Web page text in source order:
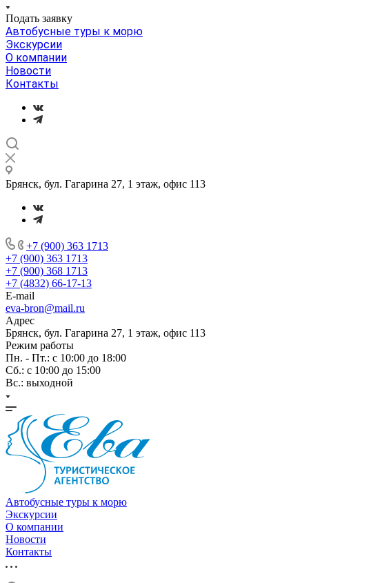
Подать заявку
Автобусные туры к морю
Экскурсии
О компании
Новости
Контакты
Брянск, бул. Гагарина 27, 1 этаж, офис 113
+7 (900) 363 1713
+7 (900) 363 1713
+7 (900) 368 1713
+7 (4832) 66-17-13
E-mail
eva-bron@mail.ru
Адрес
Брянск, бул. Гагарина 27, 1 этаж, офис 113
Режим работы
Пн. - Пт.: с 10:00 до 18:00
Cб.: с 10:00 до 15:00
Вс.: выходной
Автобусные туры к морю
Экскурсии
О компании
Новости
Контакты